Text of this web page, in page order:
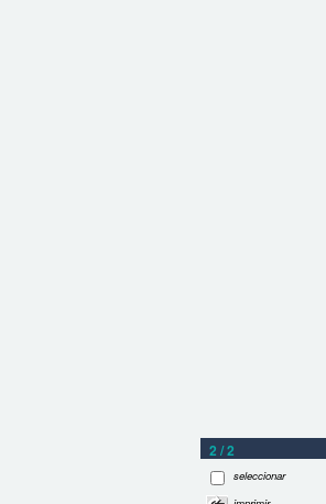
2 / 2
seleccionar